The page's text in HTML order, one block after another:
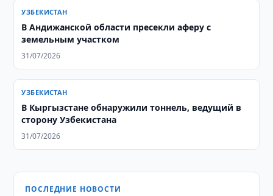
УЗБЕКИСТАН
В Андижанской области пресекли аферу с
земельным участком
31/07/2026
УЗБЕКИСТАН
В Кыргызстане обнаружили тоннель, ведущий в
сторону Узбекистана
31/07/2026
ПОСЛЕДНИЕ НОВОСТИ